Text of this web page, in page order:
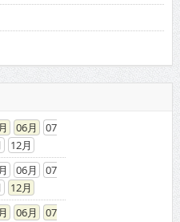
06
07
12
06
07
12
06
07